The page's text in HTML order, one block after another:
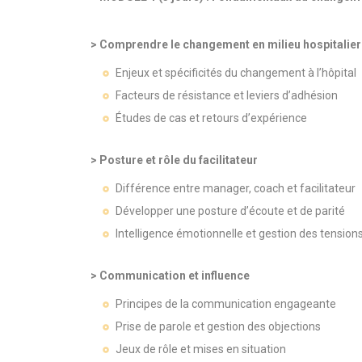
> Comprendre le changement en milieu hospitalier
Enjeux et spécificités du changement à l’hôpital
Facteurs de résistance et leviers d’adhésion
Études de cas et retours d’expérience
> Posture et rôle du facilitateur
Différence entre manager, coach et facilitateur
Développer une posture d’écoute et de parité
Intelligence émotionnelle et gestion des
> Communication et influence
Principes de la communication engageante
Prise de parole et gestion des objections
Jeux de rôle et mises en situation